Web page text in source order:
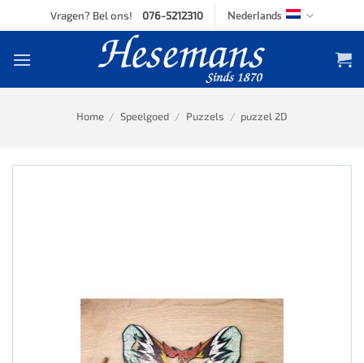
to
Vragen? Bel ons! 076-5212310 Nederlands
Home / Speelgoed / Puzzels / puzzel 2D